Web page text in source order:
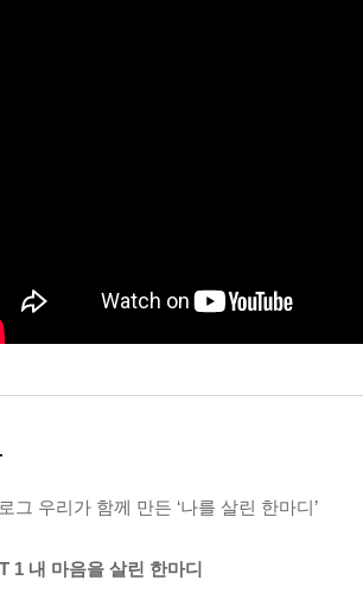
그 우리가 함께 만든 ‘나를 살린 한마디’
1 내 마음을 살린 한마디